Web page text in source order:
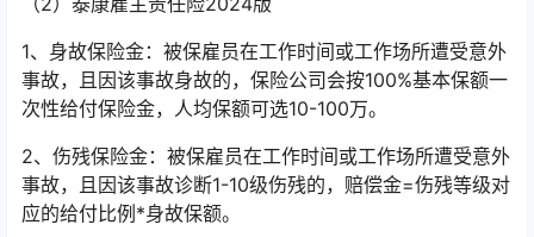
1、身故保险金：被保雇员在工作时间或工作场所遭受意外
事故，且因该事故身故的，保险公司会按100%基本保额一
次性给付保险金，人均保额可选10-100万。
2、伤残保险金：被保雇员在工作时间或工作场所遭受意外
事故，且因该事故诊断1-10级伤残的，赔偿金=伤残等级对
应的给付比例*身故保额。